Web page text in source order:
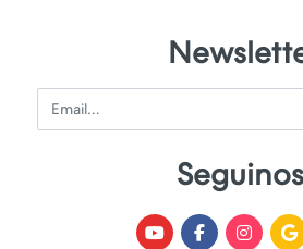
Email